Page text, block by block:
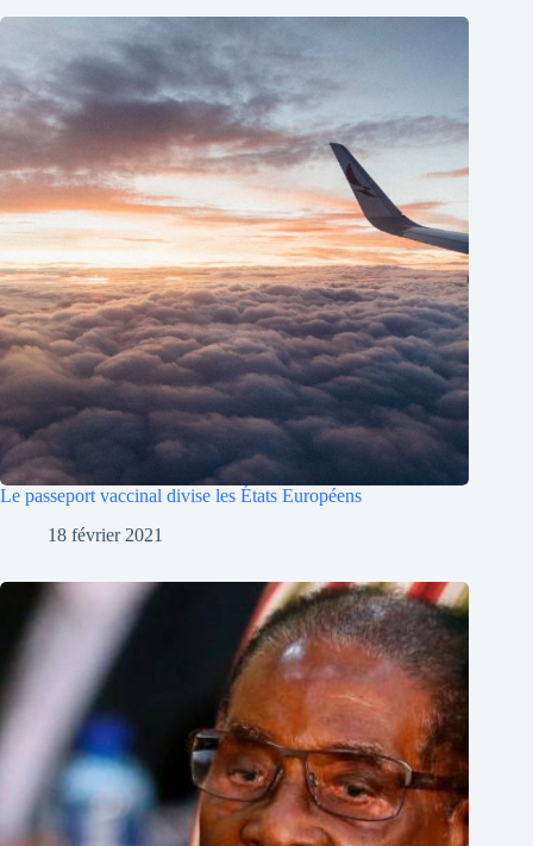
Le passeport vaccinal divise les États Européens
18 février 2021